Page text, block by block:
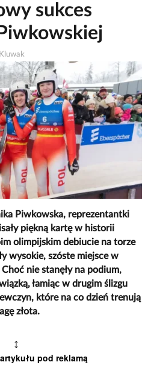
sukces
Piwkowska, reprezentantki
piękną kartę w historii
olimpijskim debiucie na torze
wysokie, szóste miejsce w
nie stanęły na podium,
łamiąc w drugim ślizgu
które na co dzień trenują
złota.
↕
pod reklamą